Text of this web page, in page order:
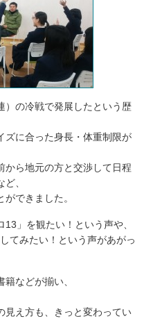
）の冷戦で発展したという歴
ズに合った身長・体重制限が
から地元の方と交渉して日程
、
できました。
」を観たい！という声や、
てみたい！という声があがっ
などが揃い、
見え方も、きっと変わってい